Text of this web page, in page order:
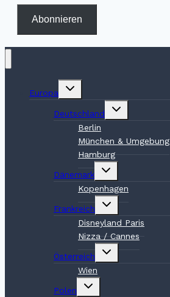
Abonnieren
Europa
Untermenü
umschalten
Deutschland
Untermenü
umschalten
Berlin
München & Umgebung
Hamburg
Dänemark
Untermenü
umschalten
Kopenhagen
Frankreich
Untermenü
umschalten
Disneyland Paris
Nizza / Cannes
Österreich
Untermenü
umschalten
Wien
Polen
Untermenü
umschalten